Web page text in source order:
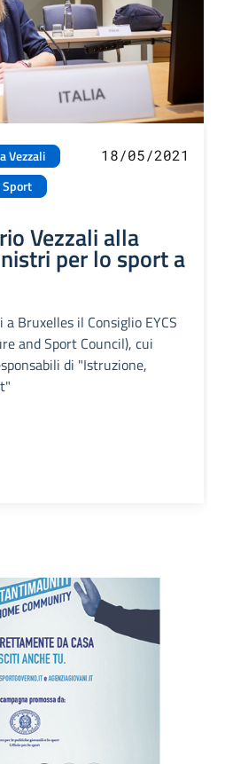
Vezzali
Sport
18/05/2021
Vezzali alla
per lo sport a
Bruxelles il Consiglio EYCS
and Sport Council), cui
di "Istruzione,